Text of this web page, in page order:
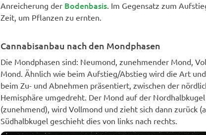
Anreicherung der Bodenbasis. Im Gegensatz zum
Zeit, um Pflanzen zu ernten.
Cannabisanbau nach den Mondphasen
Die Mondphasen sind: Neumond, zunehmender Mond,
Mond. Ähnlich wie beim Aufstieg/Abstieg wird die Art
beim Zu- und Abnehmen präsentiert, zwischen der
Hemisphäre umgedreht. Der Mond auf der
(zunehmend), wird Vollmond und zieht sich dann zurück
Südhalbkugel geschieht dies von links nach rechts.